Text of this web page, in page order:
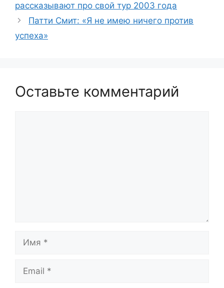
рассказывают про свой тур 2003 года
Патти Смит: «Я не имею ничего против
успеха»
Оставьте комментарий
Имя
Email